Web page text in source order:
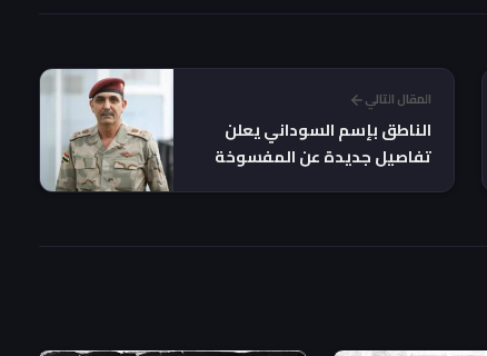
المقال التالي
الناطق بإسم السوداني يعلن
تفاصيل جديدة عن المفسوخة